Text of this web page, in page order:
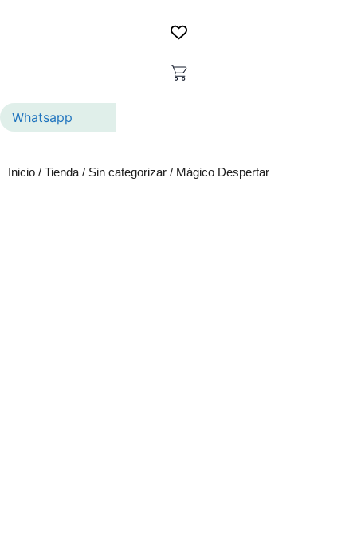
Whatsapp
Inicio / Tienda / Sin categorizar / Mágico Despertar